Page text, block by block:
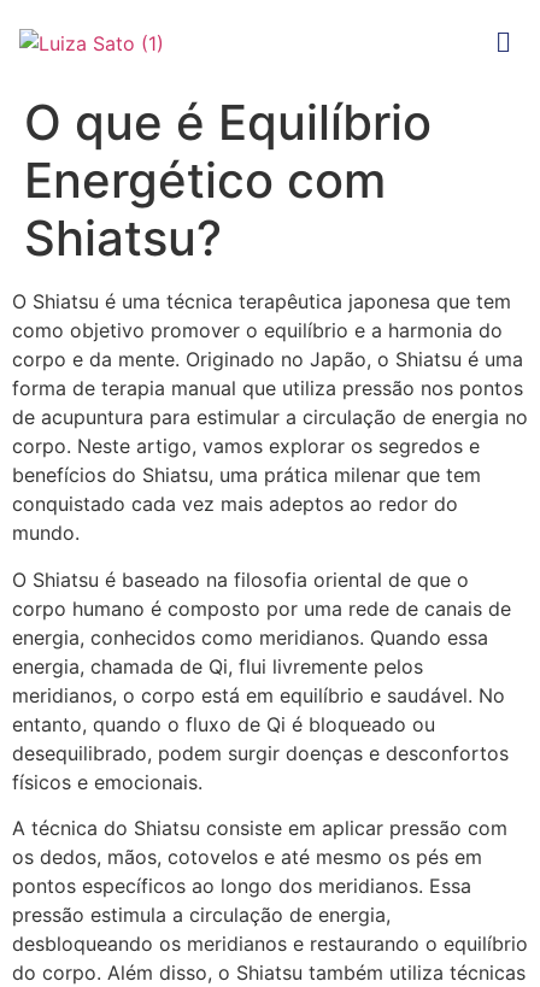
O que é Equilíbrio
Energético com
Shiatsu?
O Shiatsu é uma técnica terapêutica japonesa que tem
como objetivo promover o equilíbrio e a harmonia do
corpo e da mente. Originado no Japão, o Shiatsu é uma
forma de terapia manual que utiliza pressão nos pontos
de acupuntura para estimular a circulação de energia no
corpo. Neste artigo, vamos explorar os segredos e
benefícios do Shiatsu, uma prática milenar que tem
conquistado cada vez mais adeptos ao redor do
mundo.
O Shiatsu é baseado na filosofia oriental de que o
corpo humano é composto por uma rede de canais de
energia, conhecidos como meridianos. Quando essa
energia, chamada de Qi, flui livremente pelos
meridianos, o corpo está em equilíbrio e saudável. No
entanto, quando o fluxo de Qi é bloqueado ou
desequilibrado, podem surgir doenças e desconfortos
físicos e emocionais.
A técnica do Shiatsu consiste em aplicar pressão com
os dedos, mãos, cotovelos e até mesmo os pés em
pontos específicos ao longo dos meridianos. Essa
pressão estimula a circulação de energia,
desbloqueando os meridianos e restaurando o equilíbrio
do corpo. Além disso, o Shiatsu também utiliza técnicas